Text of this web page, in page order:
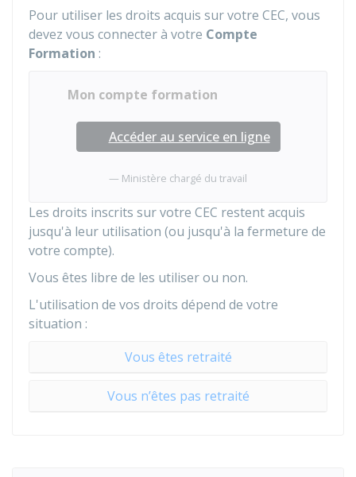
Pour utiliser les droits acquis sur votre CEC, vous
devez vous connecter à votre Compte
Formation :
Mon compte formation
Accéder au service en ligne
Ministère chargé du travail
Les droits inscrits sur votre CEC restent acquis
jusqu'à leur utilisation (ou jusqu'à la fermeture de
votre compte).
Vous êtes libre de les utiliser ou non.
L'utilisation de vos droits dépend de votre
situation :
Vous êtes retraité
Vous n’êtes pas retraité